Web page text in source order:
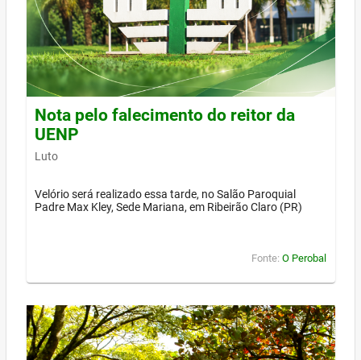
Nota pelo falecimento do reitor da
UENP
Luto
Velório será realizado essa tarde, no Salão Paroquial
Padre Max Kley, Sede Mariana, em Ribeirão Claro (PR)
Fonte: O Perobal